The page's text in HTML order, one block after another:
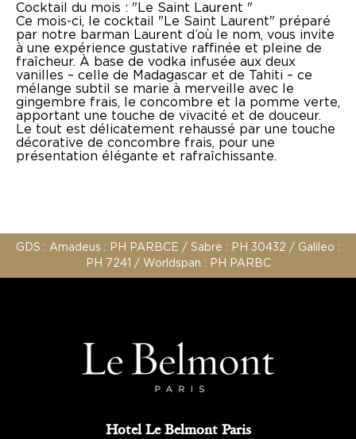
Cocktail du mois : "Le Saint Laurent "
Ce mois-ci, le cocktail "Le Saint Laurent" préparé
par notre barman Laurent d’où le nom, vous invite
à une expérience gustative raffinée et pleine de
fraîcheur. À base de vodka infusée aux deux
vanilles – celle de Madagascar et de Tahiti – ce
mélange subtil se marie à merveille avec le
gingembre frais, le concombre et la pomme verte,
apportant une touche de vivacité et de douceur.
Le tout est délicatement rehaussé par une touche
décorative de concombre frais, pour une
présentation élégante et rafraîchissante.
GDS : Amadeus : PH PARBCE / Sabre : PH 30432 / Galileo :
PH 7241 / Worldspan : PH PARBC
Hotel Le Belmont Paris